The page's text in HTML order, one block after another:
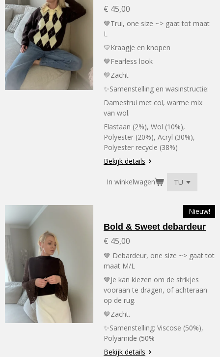
€ 45,00
🤎Trui, one size ~> gaat tot maat
L
💛Kraagje en knopen
🤎Fearless look
💛Zacht
✨Samenstelling en wasinstructie:
Damestrui met col, warme mix
van wol.
Elastaan ​​(2%), Wol (10%),
Polyester (20%), Acryl (30%),
Polyester recycle (38%)
Bekijk details
In winkelwagen
Nieuw!
Bold & Sweet debardeur
€ 45,00
🤎 Debardeur, one size ~> gaat tot
maat M/L
🤎Je kan kiezen om de strikjes
vooraan te dragen, of achteraan
op de rug.
🤎Zacht.
✨Samenstelling: Viscose (50%),
Polyamide (50%
Bekijk details